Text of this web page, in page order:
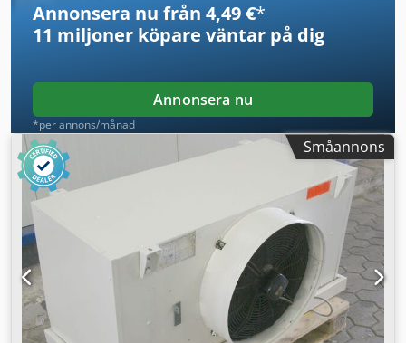
Annonsera nu från 4,49 €*
11 miljoner köpare väntar på dig
Annonsera nu
*per annons/månad
Småannons